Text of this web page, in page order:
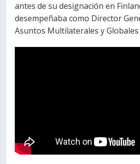
PORTUGUÊS
Postulantes
Estudiantes
antes de su designación en
desempeñaba como Director
Asuntos Multilaterales y Globales